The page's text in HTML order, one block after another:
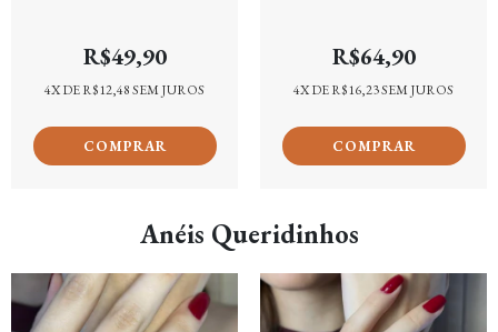
R$49,90
4X DER$12,48SEM JUROS
R$64,90
4X DER$16,23SEM JUROS
Anéis Queridinhos